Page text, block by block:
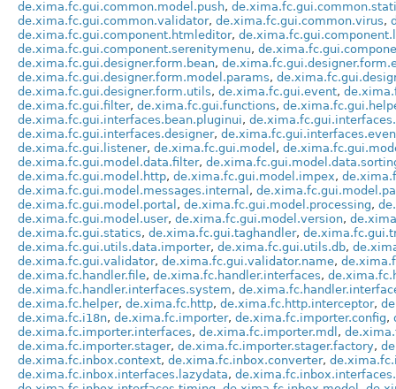
de.xima.fc.gui.common.model.push,
de.xima.fc.gui.common.validator, de.xima.fc.gui.common.virus,
de.xima.fc.gui.component.htmleditor,
de.xima.fc.gui.component.serenitymenu,
de.xima.fc.gui.designer.form.bean,
de.xima.fc.gui.designer.form.model.params,
de.xima.fc.gui.designer.form.utils, de.xima.fc.gui.event,
de.xima.fc.gui.filter, de.xima.fc.gui.functions,
de.xima.fc.gui.interfaces.bean.pluginui,
de.xima.fc.gui.interfaces.designer,
de.xima.fc.gui.listener, de.xima.fc.gui.model ,
de.xima.fc.gui.model.data.filter,
de.xima.fc.gui.model.http, de.xima.fc.gui.model.impex,
de.xima.fc.gui.model.messages.internal ,
de.xima.fc.gui.model.portal , de.xima.fc.gui.model.processing,
de.xima.fc.gui.model.user, de.xima.fc.gui.model.version,
de.xima.fc.gui.statics, de.xima.fc.gui.taghandler,
de.xima.fc.gui.utils.data.importer, de.xima.fc.gui.utils.db,
de.xima.fc.gui.validator, de.xima.fc.gui.validator.name,
de.xima.fc.handler.file, de.xima.fc.handler.interfaces,
de.xima.fc.handler.interfaces.system,
de.xima.fc.helper, de.xima.fc.http, de.xima.fc.http.interceptor,
de.xima.fc.i18n, de.xima.fc.importer, de.xima.fc.importer.config,
de.xima.fc.importer.interfaces, de.xima.fc.importer.mdl ,
de.xima.fc.importer.stager, de.xima.fc.importer.stager.factory,
de.xima.fc.inbox.context, de.xima.fc.inbox.converter,
de.xima.fc.inbox.interfaces.lazydata,